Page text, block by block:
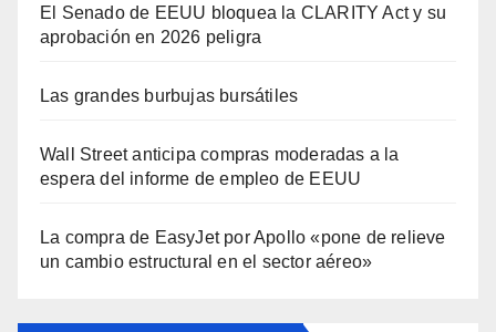
El Senado de EEUU bloquea la CLARITY Act y su
aprobación en 2026 peligra
Las grandes burbujas bursátiles
Wall Street anticipa compras moderadas a la
espera del informe de empleo de EEUU
La compra de EasyJet por Apollo «pone de relieve
un cambio estructural en el sector aéreo»